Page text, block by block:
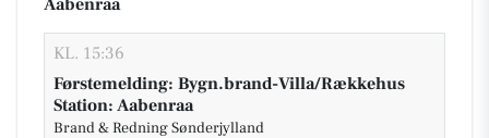
Aabenraa
KL. 15:36
Førstemelding: Bygn.brand-Villa/Rækkehus
Station: Aabenraa
Brand & Redning Sønderjylland